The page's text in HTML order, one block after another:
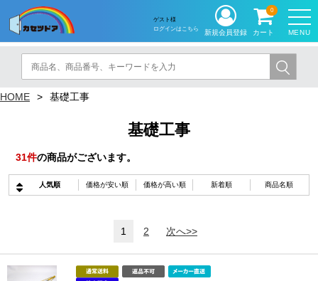
MENU
ゲスト様
ログインはこちら
新規会員登録 カート
0
HOME 基礎工事
基礎工事
31件の商品がございます。
人気順 価格が安い順 価格が高い順 新着順 商品名順
1 2 次へ>>